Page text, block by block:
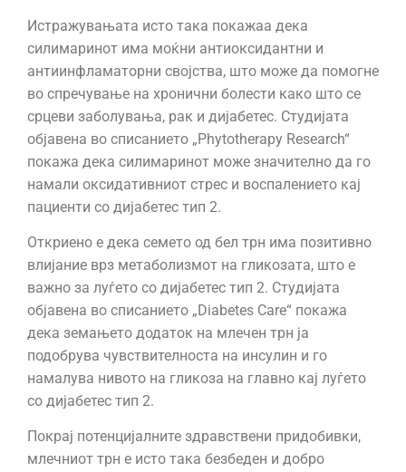
Истражувањата исто така покажаа дека
силимаринот има моќни антиоксидантни и
антиинфламаторни својства, што може да помогне
во спречување на хронични болести како што се
срцеви заболувања, рак и дијабетес. Студијата
објавена во списанието „Phytotherapy Research“
покажа дека силимаринот може значително да го
намали оксидативниот стрес и воспалението кај
пациенти со дијабетес тип 2.
Откриено е дека семето од бел трн има позитивно
влијание врз метаболизмот на гликозата, што е
важно за луѓето со дијабетес тип 2. Студијата
објавена во списанието „Diabetes Care“ покажа
дека земањето додаток на млечен трн ја
подобрува чувствителноста на инсулин и го
намалува нивото на гликоза на главно кај луѓето
со дијабетес тип 2.
Покрај потенцијалните здравствени придобивки,
млечниот трн е исто така безбеден и добро